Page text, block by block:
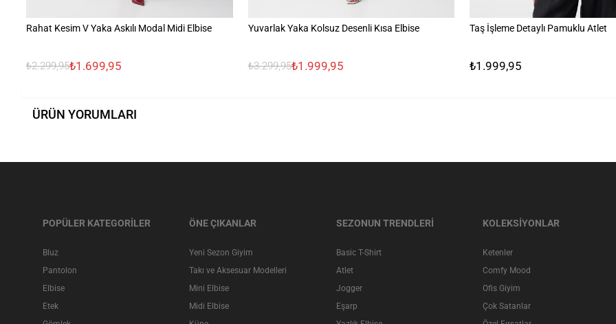
Rahat Kesim V Yaka Askılı Modal Midi Elbise
₺2.299,95₺1.699,95
Yuvarlak Yaka Kolsuz Desenli Kısa Elbise
₺3.299,95₺1.999,95
Taş İşleme Detaylı Pamuklu Atlet
₺1.999,95
ÜRÜN YORUMLARI
POPÜLER KATEGORİLER
Bluz
Pantolon
Elbise
Etek
ÖNE ÇIKANLAR
Yeni Sezon Giyim
Takı ve Aksesuar Modelleri
Mini Elbise
Midi Elbise
SEZONUN TRENDLERİ
Basic T-Shirt
Atlet
Jogger
Eşarp
KOLEKSİYONLAR
Ketenler
Comfy Mood
Ofis Giyim
Çok Satanlar